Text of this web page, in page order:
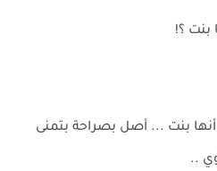
بنت ؟!
بنت ... أصل بصراحة بتمنى
..